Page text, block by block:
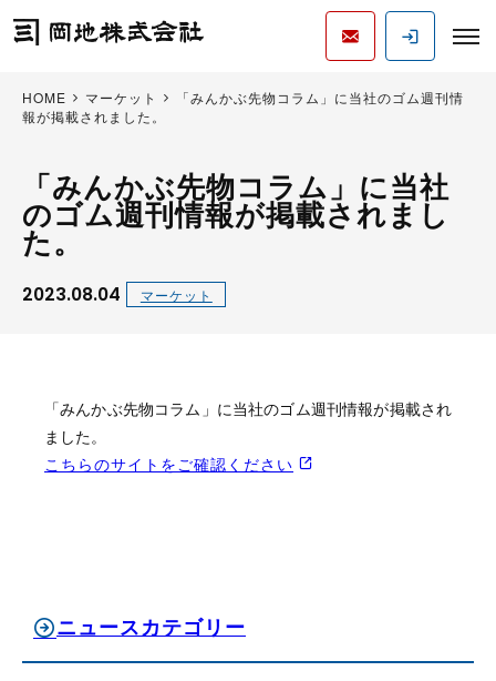
HOME マーケット
「みんかぶ先物コラム」に当社のゴム週刊情
報が掲載されました。
「みんかぶ先物コラム」に当社
のゴム週刊情報が掲載されまし
た。
2023.08.04 マーケット
「みんかぶ先物コラム」に当社のゴム週刊情報が掲載され
ました。
こちらのサイトをご確認ください
ニュースカテゴリー